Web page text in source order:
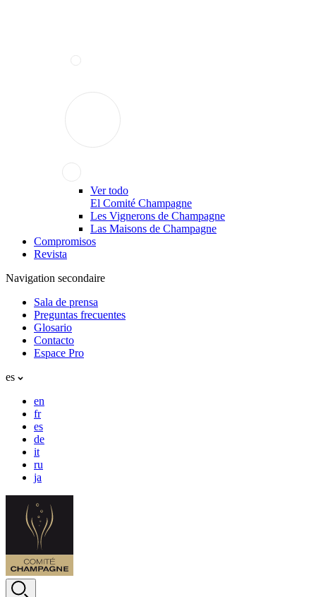
Ver todo
El Comité Champagne
Les Vignerons de Champagne
Las Maisons de Champagne
Compromisos
Revista
Navigation secondaire
Sala de prensa
Preguntas frecuentes
Glosario
Contacto
Espace Pro
es
en
fr
es
de
it
ru
ja